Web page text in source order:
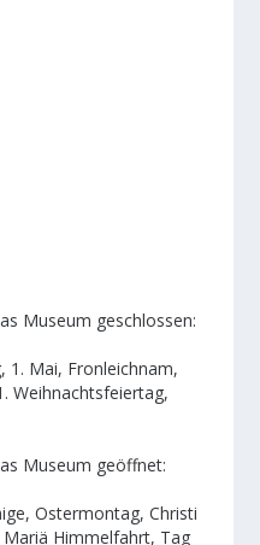
Museum geschlossen:
1. Mai, Fronleichnam,
Weihnachtsfeiertag,
Museum geöffnet:
Ostermontag, Christi
Himmelfahrt, Tag